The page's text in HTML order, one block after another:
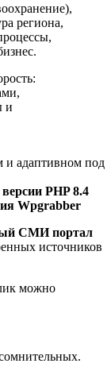
региона,
и
и адаптивном под
PHP 8.4
Wpgrabber
СМИ портал
источников
можно